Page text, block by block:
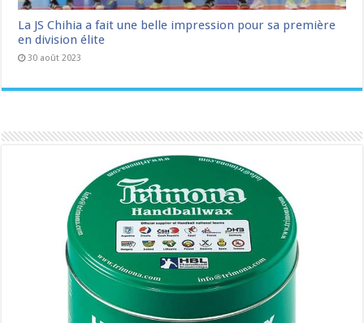
La JS Chihia a fait une belle impression pour sa première
en division élite
30 août 2023